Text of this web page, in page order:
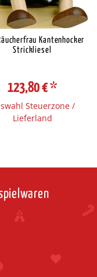
Kantenhocker
Strickliesel
123,80 €*
Steuerzone /
Lieferland